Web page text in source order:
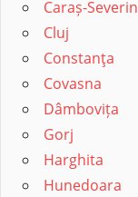
Caraș-Severin
Cluj
Constanţa
Covasna
Dâmbovița
Gorj
Harghita
Hunedoara